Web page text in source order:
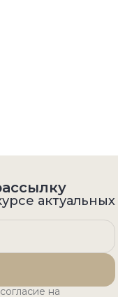
актуальных
на